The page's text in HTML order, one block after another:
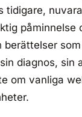
tidigare,
påminnelse
berättelser
diagnos, sin
om vanliga